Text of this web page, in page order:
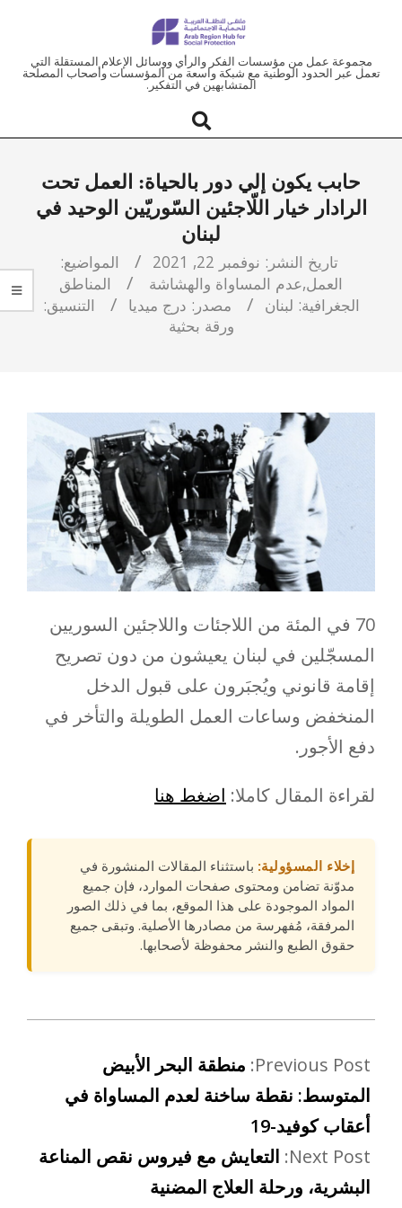
ملتقى
العربية
للحماية
الاجتماعية
مجموعة عمل من مؤسسات الفكر والرأي ووسائل الإعلام المستقلة التي
تعمل عبر الحدود الوطنية مع شبكة واسعة من المؤسسات وأصحاب المصلحة
المتشابهين في التفكير.
حابب يكون إلي دور بالحياة: العمل تحت
الرادار خيار اللّاجئين السّوريّين الوحيد في
لبنان
تاريخ النشر: نوفمبر 22, 2021
المواضيع:
العمل,عدم المساواة والهشاشة
المناطق
الجغرافية: لبنان مصدر: درج ميديا
التنسيق:
ورقة بحثية
70 في المئة من اللاجئات واللاجئين السوريين
المسجّلين في لبنان يعيشون من دون تصريح
إقامة قانوني ويُجبَرون على قبول الدخل
المنخفض وساعات العمل الطويلة والتأخر في
دفع الأجور.
لقراءة المقال كاملا: اضغط هنا
إخلاء المسؤولية: باستثناء المقالات المنشورة في
مدوّنة تضامن ومحتوى صفحات الموارد، فإن جميع
المواد الموجودة على هذا الموقع، بما في ذلك الصور
المرفقة، مُفهرسة من مصادرها الأصلية. وتبقى جميع
حقوق الطبع والنشر محفوظة لأصحابها.
Previous Post: منطقة البحر الأبيض
المتوسط: نقطة ساخنة لعدم المساواة في
أعقاب كوفيد-19
Next Post: التعايش مع فيروس نقص المناعة
البشرية، ورحلة العلاج المضنية